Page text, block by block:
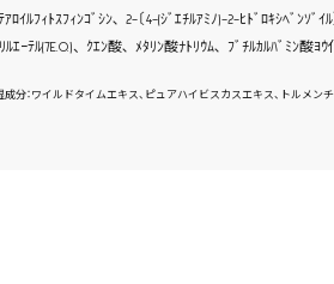
ｲﾙﾌｨﾄｽﾌｨﾝｺﾞｼﾝ､ 2-〔4-(ｼﾞｴﾁﾙｱﾐﾉ)-2-ﾋﾄﾞﾛｷｼﾍﾞﾝ
ｰﾃﾙ(7E.O.)、 ｸｴﾝ酸､ ﾒﾀﾘﾝ酸ﾅﾄﾘｳﾑ､ ﾌﾞﾁﾙｶﾙﾊﾞﾐﾝ酸
：ワイルドタイムエキス、ピュアハイビスカスエキス、トルメン